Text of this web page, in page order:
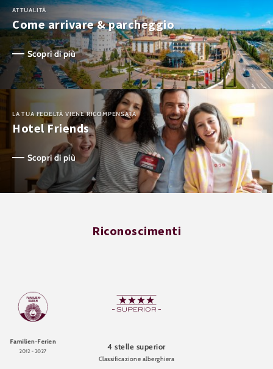
ATTUALITÀ
Come arrivare & parcheggio
Scopri di più
LA TUA FEDELTÀ VIENE RICOMPENSATA
Hotel Friends
Scopri di più
Riconoscimenti
Familien-Ferien
2012 - 2027 4 stelle superior
Classificazione alberghiera